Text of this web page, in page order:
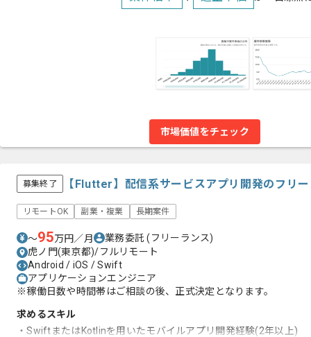
市場価値をチェック
募集終了 【Flutter】配信系サービスアプリ開発のフリ
リモートOK 副業・複業 長期案件
〜95万円／月 業務委託(フリーランス)
虎ノ門(東京都)/フルリモート
Android / iOS / Swift
アプリケーションエンジニア
※稼働日数や時間帯はご相談の後、正式決定となります。
求めるスキル
・SwiftまたはKotlinを用いたモバイルアプリ開発経験(2年以上)